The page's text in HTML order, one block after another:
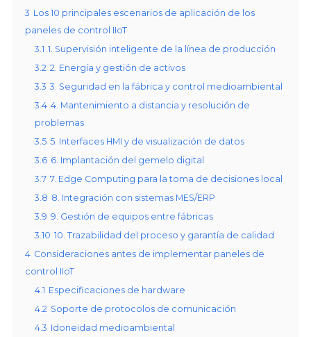
3 Los 10 principales escenarios de aplicación de los
paneles de control IIoT
3.1 1. Supervisión inteligente de la línea de producción
3.2 2. Energía y gestión de activos
3.3 3. Seguridad en la fábrica y control medioambiental
3.4 4. Mantenimiento a distancia y resolución de
problemas
3.5 5. Interfaces HMI y de visualización de datos
3.6 6. Implantación del gemelo digital
3.7 7. Edge Computing para la toma de decisiones local
3.8 8. Integración con sistemas MES/ERP
3.9 9. Gestión de equipos entre fábricas
3.10 10. Trazabilidad del proceso y garantía de calidad
4 Consideraciones antes de implementar paneles de
control IIoT
4.1 Especificaciones de hardware
4.2 Soporte de protocolos de comunicación
4.3 Idoneidad medioambiental